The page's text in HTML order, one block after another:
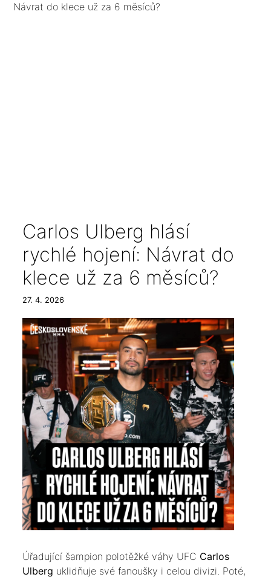
Návrat do klece už za 6 měsíců?
Carlos Ulberg hlásí
rychlé hojení: Návrat do
klece už za 6 měsíců?
27. 4. 2026
​Úřadující šampion polotěžké váhy UFC Carlos
Ulberg uklidňuje své fanoušky i celou divizi. Poté,